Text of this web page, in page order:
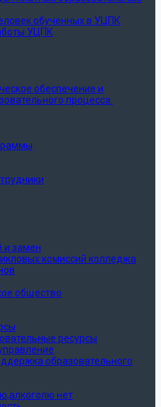
обученных в УЦПК
УЦПК
обеспечение и
процесса.
и замен
комиссий колледжа
общество
ресурсы
образовательного
нет